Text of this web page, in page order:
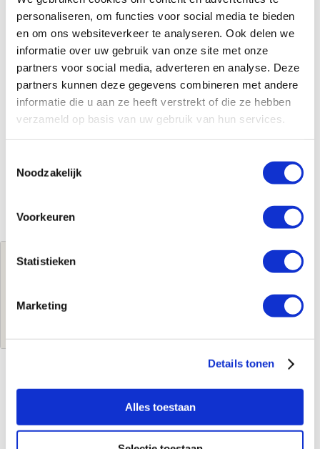
personaliseren, om functies voor social media te bieden
en om ons websiteverkeer te analyseren. Ook delen we
informatie over uw gebruik van onze site met onze
partners voor social media, adverteren en analyse. Deze
partners kunnen deze gegevens combineren met andere
informatie die u aan ze heeft verstrekt of die ze hebben
verzameld op basis van uw gebruik van hun services.
Noodzakelijk
Voorkeuren
Statistieken
Marketing
Details tonen
Alles toestaan
Jouw brutoprijs
Kenmerken
Merk
Aspen